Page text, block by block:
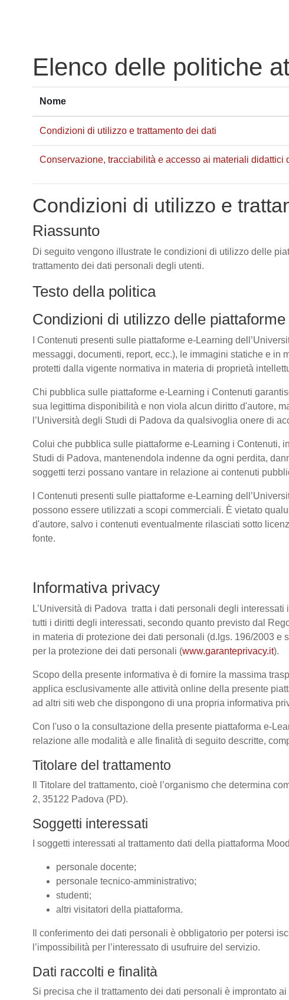
Elenco delle politiche
Nome
Condizioni di utilizzo e trattamento dei dati
Conservazione, tracciabilità e accesso ai materiali didattici
Condizioni di utilizzo e
Riassunto
Di seguito vengono illustrate le condizioni di utilizzo delle
trattamento dei dati personali degli utenti.
Testo della politica
Condizioni di utilizzo delle
I Contenuti presenti sulle piattaforme e-Learning
messaggi, documenti, report, ecc.), le immagini statiche e
protetti dalla vigente normativa in materia di proprietà
Chi pubblica sulle piattaforme e-Learning i Contenuti
sua legittima disponibilità e non viola alcun diritto d'autore,
l’Università degli Studi di Padova da qualsivoglia onere di
Colui che pubblica sulle piattaforme e-Learning i Contenuti,
Studi di Padova, mantenendola indenne da ogni perdita,
soggetti terzi possano vantare in relazione ai contenuti
I Contenuti presenti sulle piattaforme e-Learning
possono essere utilizzati a scopi commerciali. È vietato
d'autore, salvo i contenuti eventualmente rilasciati sotto
fonte.
Informativa privacy
L’Università di Padova tratta i dati personali degli
tutti i diritti degli interessati, secondo quanto previsto dal
in materia di protezione dei dati personali (d.lgs. 196/2003
per la protezione dei dati personali (www.garanteprivacy.it).
Scopo della presente informativa è di fornire la massima
applica esclusivamente alle attività online della presente
ad altri siti web che dispongono di una propria informativa
Con l'uso o la consultazione della presente piattaforma e-
relazione alle modalità e alle finalità di seguito descritte,
Titolare del trattamento
Il Titolare del trattamento, cioè l’organismo che determina
2, 35122 Padova (PD).
Soggetti interessati
I soggetti interessati al trattamento dati della piattaforma
personale docente;
personale tecnico-amministrativo;
studenti;
altri visitatori della piattaforma.
Il conferimento dei dati personali è obbligatorio per potersi
l’impossibilità per l’interessato di usufruire del servizio.
Dati raccolti e finalità
Si precisa che il trattamento dei dati personali è improntato